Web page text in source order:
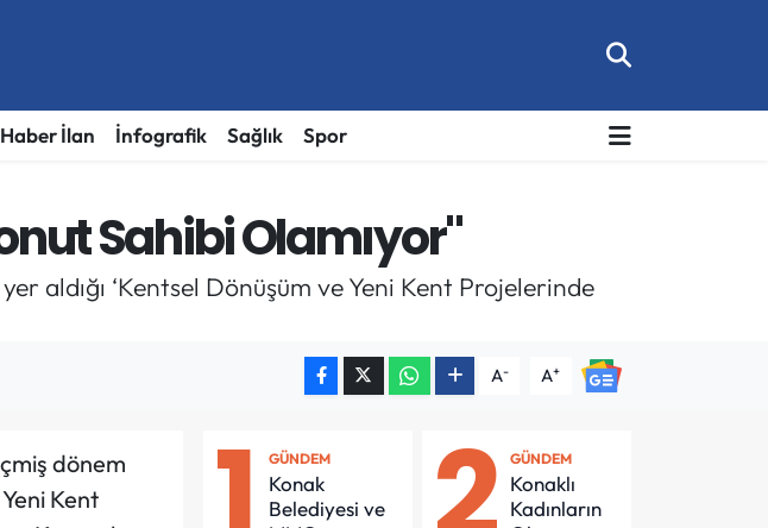
Haber İlan İnfografik Sağlık Spor
Sahibi Olamıyor"
aldığı ‘Kentsel Dönüşüm ve Yeni Kent Projelerinde
A- A+
dönem
Kent
GÜNDEM
Konak
Belediyesi ve
GÜNDEM
Konaklı
Kadınların